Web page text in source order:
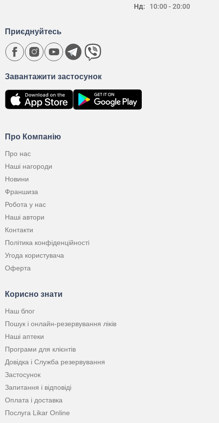
Нд:
10:00 - 20:00
Про Компанію
Про нас
Наші нагороди
Новини
Франшиза
Робота у нас
Наші автори
Контакти
Політика конфіденційності
Угода користувача
Оферта
Корисно знати
Наш блог
Пошук і онлайн-резервування ліків
Наші аптеки
Програми для клієнтів
Довідка і Служба резервування
Застосунок
Запитання і відповіді
Оплата і доставка
Послуга Likar Online
Завантажити застосунок
Приєднуйтесь